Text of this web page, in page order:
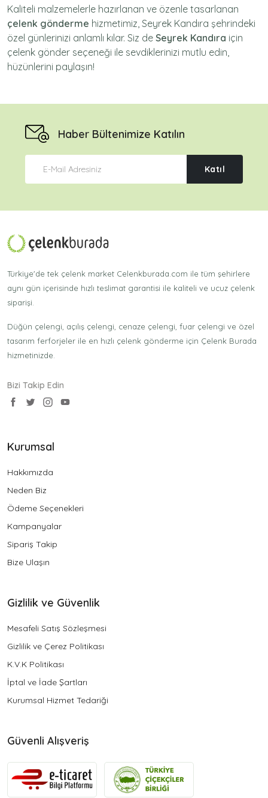
Kaliteli malzemelerle hazırlanan ve özenle tasarlanan
çelenk gönderme hizmetimiz, Seyrek Kandıra şehrindeki
özel günlerinizi anlamlı kılar. Siz de Seyrek Kandıra için
çelenk gönder seçeneği ile sevdiklerinizi mutlu edin,
hüzünlerini paylaşın!
Haber Bültenimize Katılın
Katıl
Türkiye'de tek çelenk market Celenkburada.com ile tüm şehirlere
aynı gün içerisinde hızlı teslimat garantisi ile kaliteli ve ucuz çelenk
siparişi.
Düğün çelengi, açılış çelengi, cenaze çelengi, fuar çelengi ve özel
tasarım ferforjeler ile en hızlı çelenk gönderme için Çelenk Burada
hizmetinizde.
Bizi Takip Edin
Kurumsal
Hakkımızda
Neden Biz
Ödeme Seçenekleri
Kampanyalar
Sipariş Takip
Bize Ulaşın
Gizlilik ve Güvenlik
Mesafeli Satış Sözleşmesi
Gizlilik ve Çerez Politikası
K.V.K Politikası
İptal ve İade Şartları
Kurumsal Hizmet Tedariği
Güvenli Alışveriş